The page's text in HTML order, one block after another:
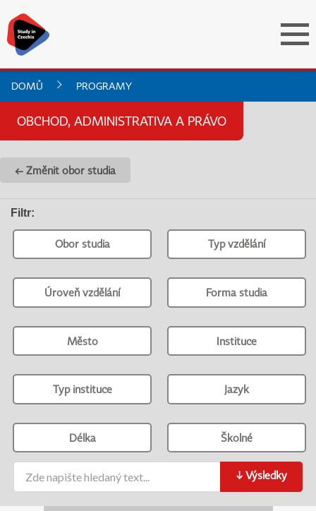
DOMŮ PROGRAMY
OBCHOD, ADMINISTRATIVA A PRÁVO
← Změnit obor studia
Filtr:
Obor studia Typ vzdělání
Úroveň vzdělání Forma studia
Město Instituce
Typ instituce Jazyk
Délka Školné
↓ Výsledky